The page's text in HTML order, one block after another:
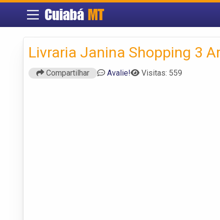
Cuiabá MT
Livraria Janina Shopping 3
Compartilhar Avalie! Visitas: 559